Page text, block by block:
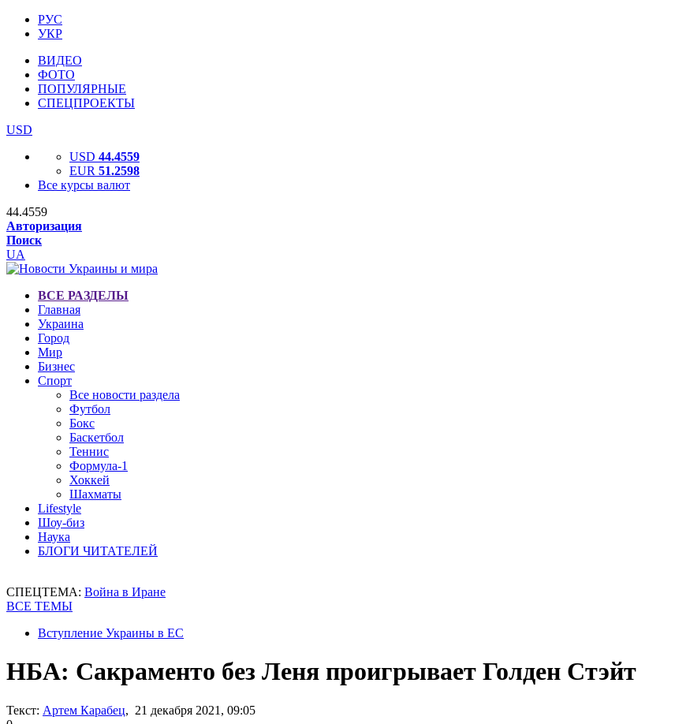
РУС
УКР
ВИДЕО
ФОТО
ПОПУЛЯРНЫЕ
СПЕЦПРОЕКТЫ
USD
USD 44.4559
EUR 51.2598
Все курсы валют
44.4559
Авторизация
Поиск
UA
ВСЕ РАЗДЕЛЫ
Главная
Украина
Город
Мир
Бизнес
Спорт
Все новости раздела
Футбол
Бокс
Баскетбол
Теннис
Формула-1
Хоккей
Шахматы
Lifestyle
Шоу-биз
Наука
БЛОГИ ЧИТАТЕЛЕЙ
СПЕЦТЕМА: Война в Иране
ВСЕ ТЕМЫ
Вступление Украины в ЕС
НБА: Сакраменто без Леня проигрывает Голден Стэйт
Текст: Артем Карабец, 21 декабря 2021, 09:05